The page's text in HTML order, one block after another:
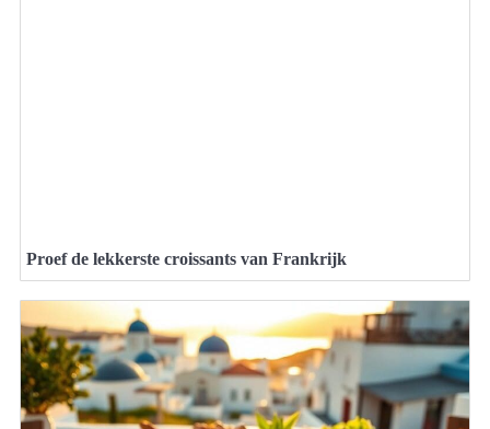
Proef de lekkerste croissants van Frankrijk